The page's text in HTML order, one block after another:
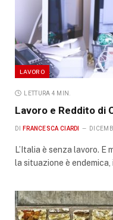
LAVORO
LETTURA 4 MIN.
Lavoro e Reddito di
DI FRANCESCA CIARDI
L’Italia è senza lavoro. E
la situazione è